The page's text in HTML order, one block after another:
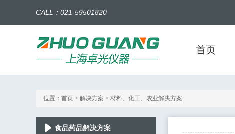
CALL：021-59501820
首页
位置： 首页 > 解决方案 > 材料、化工、农业解决方案
食品药品解决方案